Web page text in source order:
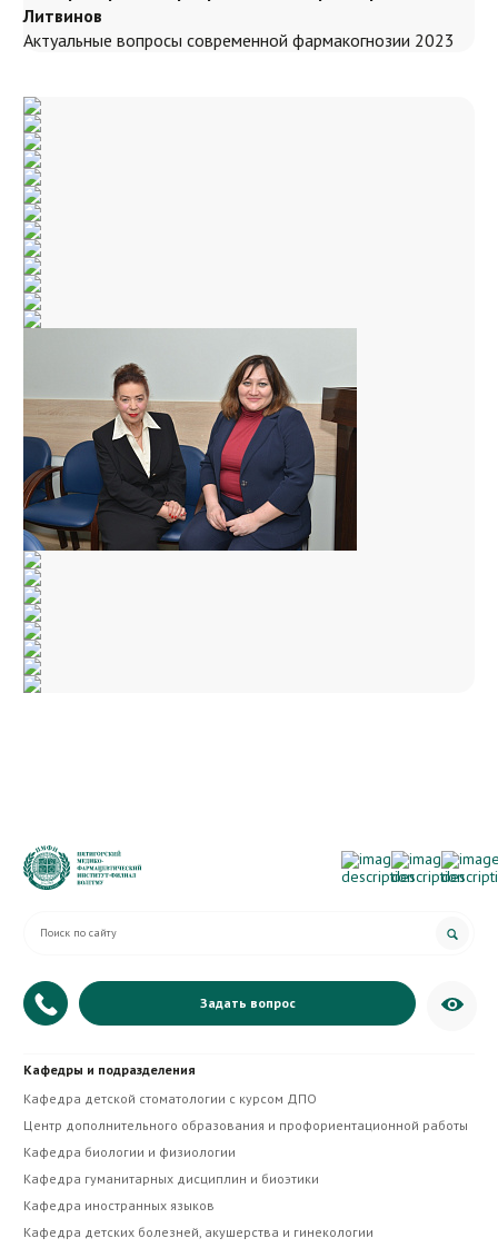
Литвинов
Актуальные вопросы современной фармакогнозии 2023
+7 (879) 335-20-07
Приёмная директора
Задать вопрос
Кафедры и подразделения
Кафедра детской стоматологии с курсом ДПО
Центр дополнительного образования и профориентационной работы
Кафедра биологии и физиологии
Кафедра гуманитарных дисциплин и биоэтики
Кафедра иностранных языков
Кафедра детских болезней, акушерства и гинекологии